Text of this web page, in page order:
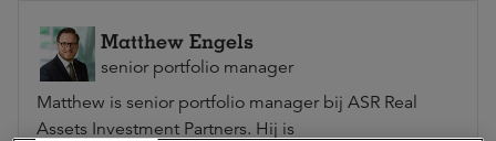
Matthew Engels
senior portfolio manager
Matthew is senior portfolio manager bij ASR Real
Assets Investment Partners. Hij is